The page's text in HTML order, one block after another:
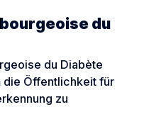
du
du Diabète
die Öffentlichkeit für
zu